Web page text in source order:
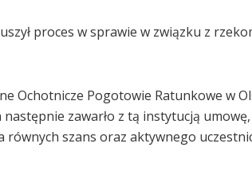
proces w sprawie w związku z
Ochotnicze Pogotowie Ratunkowe w
zawarło z tą instytucją
szans oraz aktywnego